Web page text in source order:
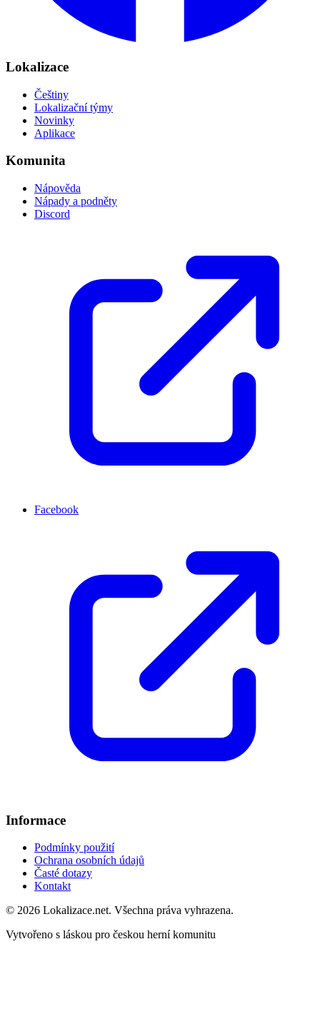
Lokalizace
Češtiny
Lokalizační týmy
Novinky
Aplikace
Komunita
Nápověda
Nápady a podněty
Discord
Facebook
Informace
Podmínky použití
Ochrana osobních údajů
Časté dotazy
Kontakt
© 2026 Lokalizace.net. Všechna práva vyhrazena.
Vytvořeno s láskou pro českou herní komunitu